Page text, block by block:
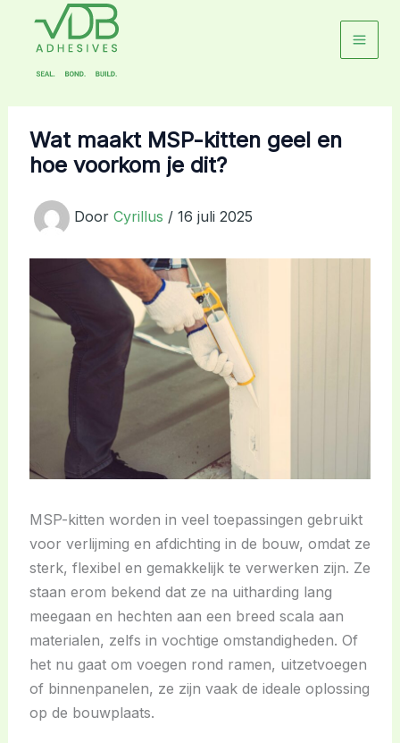
Wat maakt MSP-kitten geel en
hoe voorkom je dit?
Door Cyrillus / 16 juli 2025
MSP-kitten worden in veel toepassingen gebruikt
voor verlijming en afdichting in de bouw, omdat ze
sterk, flexibel en gemakkelijk te verwerken zijn. Ze
staan erom bekend dat ze na uitharding lang
meegaan en hechten aan een breed scala aan
materialen, zelfs in vochtige omstandigheden. Of
het nu gaat om voegen rond ramen, uitzetvoegen
of binnenpanelen, ze zijn vaak de ideale oplossing
op de bouwplaats.